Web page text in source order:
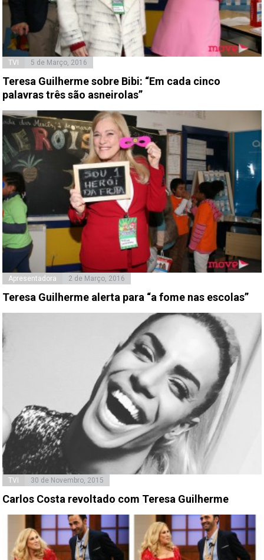
TVI 5 de Março, 2016
Teresa Guilherme sobre Bibi: “Em cada cinco
palavras três são asneirolas”
Apresentadora 2 de Março, 2016
Teresa Guilherme alerta para “a fome nas escolas”
TVI 30 de Novembro, 2015
Carlos Costa revoltado com Teresa Guilherme